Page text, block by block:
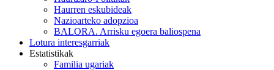
Haurren eskubideak
Nazioarteko adopzioa
BALORA. Arrisku egoera baliospena
Lotura interesgarriak
Estatistikak
Familia ugariak